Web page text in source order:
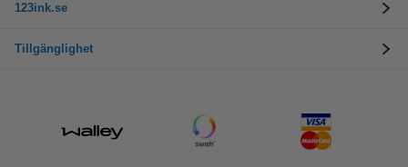
123ink.se
Tillgänglighet